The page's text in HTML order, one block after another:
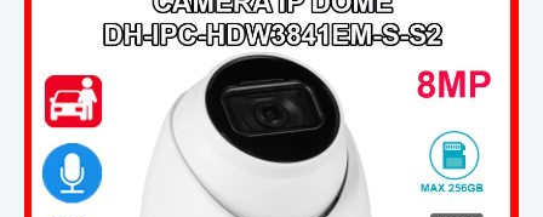
báo, hỗ trợ POE tiện lợi